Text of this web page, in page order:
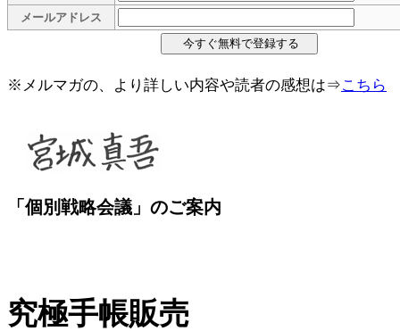
メールアドレス
※メルマガの、より詳しい内容や読者の感想は⇒こちら
「個別戦略会議」のご案内
究極手帳販売